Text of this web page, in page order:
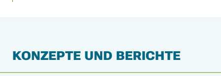
KONZEPTE UND BERICHTE